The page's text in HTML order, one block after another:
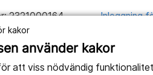
kakor
använder kakor
att viss nödvändig
2321000164
vi ett bättre liv
Inloggning
Anslagstavla